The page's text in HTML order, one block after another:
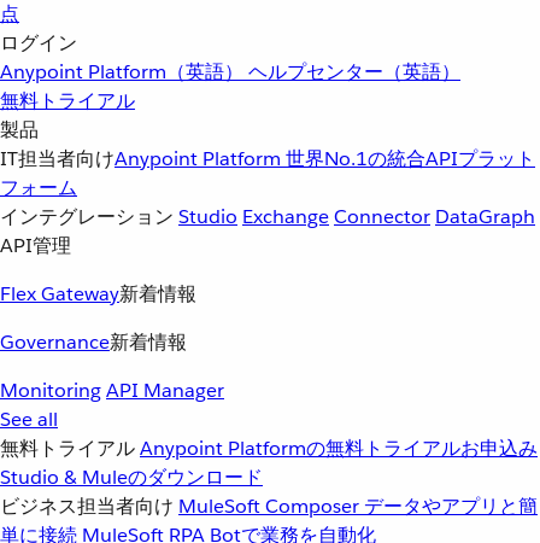
点
ログイン
Anypoint Platform（英語） ヘルプセンター（英語）
無料トライアル
製品
IT担当者向けAnypoint Platform 世界No.1の統合APIプラット
フォーム
インテグレーション Studio ExchangeConnector DataGraph
API管理
Flex Gateway新着情報
Governance新着情報
MonitoringAPI Manager
See all
無料トライアルAnypoint Platformの無料トライアルお申込み
Studio & Muleのダウンロード
ビジネス担当者向け MuleSoft Composer データやアプリと簡
単に接続 MuleSoft RPA Botで業務を自動化